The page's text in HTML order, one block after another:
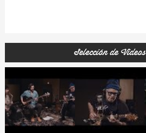
Selección de Videos